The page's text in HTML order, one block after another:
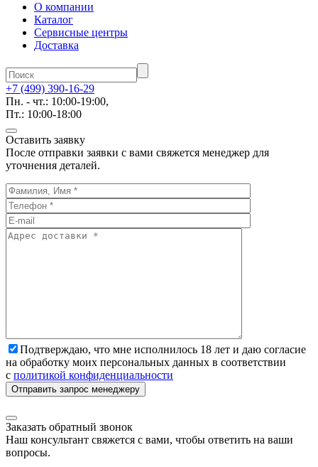
О компании
Каталог
Сервисные центры
Доставка
+7 (499) 390-16-29
Пн. - чт.: 10:00-19:00,
Пт.: 10:00-18:00
Оставить заявку
После отправки заявки с вами свяжется менеджер для
уточнения деталей.
Подтверждаю, что мне исполнилось 18 лет и даю согласие
на обработку моих персональных данных в соответствии
с политикой конфиденциальности
Заказать обратный звонок
Наш консультант свяжется с вами, чтобы ответить на ваши
вопросы.